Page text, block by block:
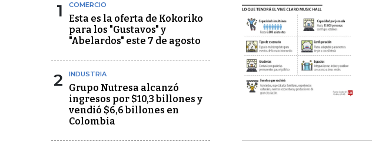
1 COMERCIO
Esta es la oferta de Kokoriko
para los "Gustavos" y
"Abelardos" este 7 de agosto
2 INDUSTRIA
Grupo Nutresa alcanzó
ingresos por $10,3 billones y
vendió $6,6 billones en
Colombia